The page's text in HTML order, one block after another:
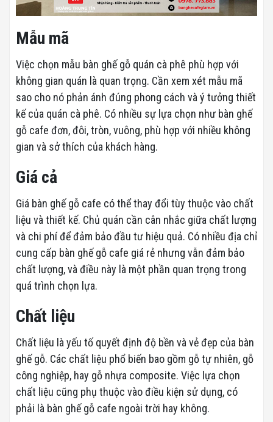
Mẫu mã
Việc chọn mẫu bàn ghế gỗ quán cà phê phù hợp với
không gian quán là quan trọng. Cần xem xét mẫu mã
sao cho nó phản ánh đúng phong cách và ý tưởng thiết
kế của quán cà phê. Có nhiều sự lựa chọn như bàn ghế
gỗ cafe đơn, đôi, tròn, vuông, phù hợp với nhiều không
gian và sở thích của khách hàng.
Giá cả
Giá bàn ghế gỗ cafe có thể thay đổi tùy thuộc vào chất
liệu và thiết kế. Chủ quán cần cân nhắc giữa chất lượng
và chi phí để đảm bảo đầu tư hiệu quả. Có nhiều địa chỉ
cung cấp bàn ghế gỗ cafe giá rẻ nhưng vẫn đảm bảo
chất lượng, và điều này là một phần quan trọng trong
quá trình chọn lựa.
Chất liệu
Chất liệu là yếu tố quyết định độ bền và vẻ đẹp của bàn
ghế gỗ. Các chất liệu phổ biến bao gồm gỗ tự nhiên, gỗ
công nghiệp, hay gỗ nhựa composite. Việc lựa chọn
chất liệu cũng phụ thuộc vào điều kiện sử dụng, có
phải là bàn ghế gỗ cafe ngoài trời hay không.